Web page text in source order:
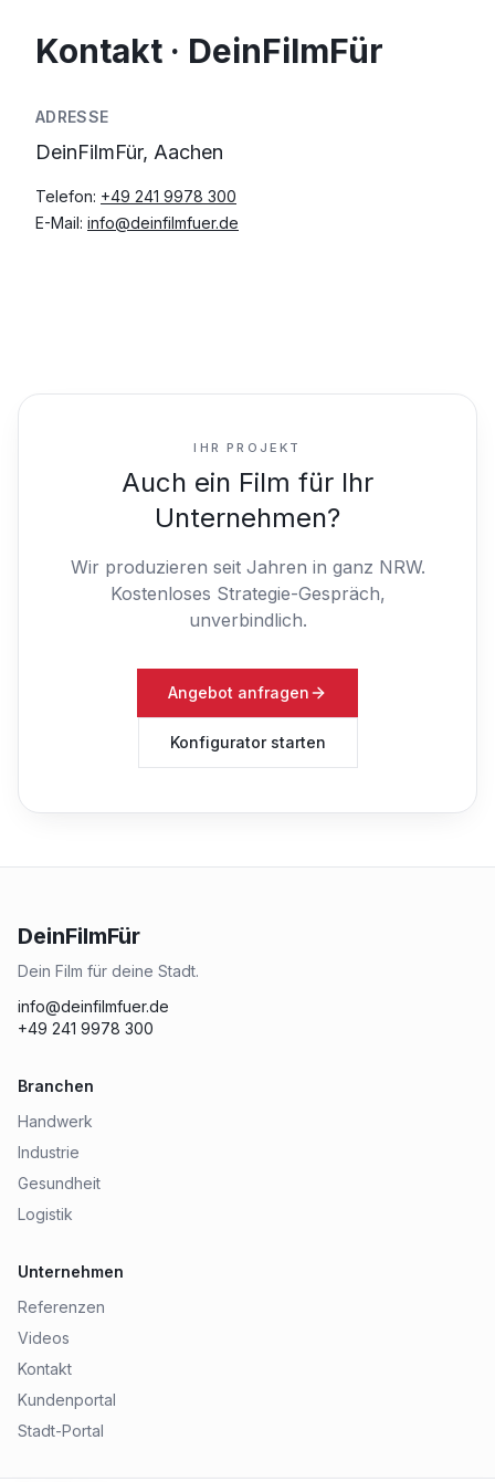
Kontakt · DeinFilmFür
ADRESSE
DeinFilmFür, Aachen
Telefon: +49 241 9978 300
E-Mail: info@deinfilmfuer.de
IHR PROJEKT
Auch ein Film für Ihr
Unternehmen?
Wir produzieren seit Jahren in ganz NRW.
Kostenloses Strategie-Gespräch,
unverbindlich.
Angebot anfragen
Konfigurator starten
DeinFilmFür
Dein Film für deine Stadt.
info@deinfilmfuer.de
+49 241 9978 300
Branchen
Handwerk
Industrie
Gesundheit
Logistik
Unternehmen
Referenzen
Videos
Kontakt
Kundenportal
Stadt-Portal